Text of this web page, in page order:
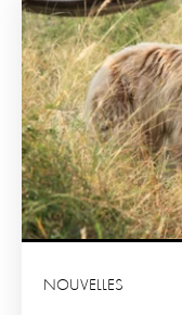
NOUVELLES